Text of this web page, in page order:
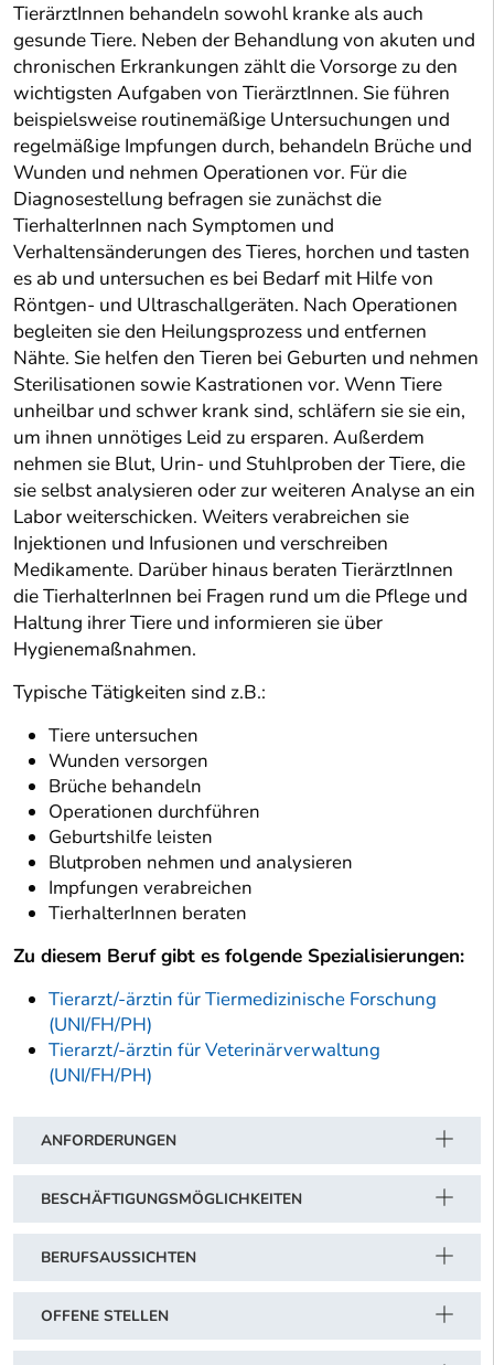
TierärztInnen behandeln sowohl kranke als auch
gesunde Tiere. Neben der Behandlung von akuten und
chronischen Erkrankungen zählt die Vorsorge zu den
wichtigsten Aufgaben von TierärztInnen. Sie führen
beispielsweise routinemäßige Untersuchungen und
regelmäßige Impfungen durch, behandeln Brüche und
Wunden und nehmen Operationen vor. Für die
Diagnosestellung befragen sie zunächst die
TierhalterInnen nach Symptomen und
Verhaltensänderungen des Tieres, horchen und tasten
es ab und untersuchen es bei Bedarf mit Hilfe von
Röntgen- und Ultraschallgeräten. Nach Operationen
begleiten sie den Heilungsprozess und entfernen
Nähte. Sie helfen den Tieren bei Geburten und nehmen
Sterilisationen sowie Kastrationen vor. Wenn Tiere
unheilbar und schwer krank sind, schläfern sie sie ein,
um ihnen unnötiges Leid zu ersparen. Außerdem
nehmen sie Blut, Urin- und Stuhlproben der Tiere, die
sie selbst analysieren oder zur weiteren Analyse an ein
Labor weiterschicken. Weiters verabreichen sie
Injektionen und Infusionen und verschreiben
Medikamente. Darüber hinaus beraten TierärztInnen
die TierhalterInnen bei Fragen rund um die Pflege und
Haltung ihrer Tiere und informieren sie über
Hygienemaßnahmen.
Typische Tätigkeiten sind z.B.:
Tiere untersuchen
Wunden versorgen
Brüche behandeln
Operationen durchführen
Geburtshilfe leisten
Blutproben nehmen und analysieren
Impfungen verabreichen
TierhalterInnen beraten
Zu diesem Beruf gibt es folgende Spezialisierungen:
Tierarzt/-ärztin für Tiermedizinische Forschung
(UNI/FH/PH)
Tierarzt/-ärztin für Veterinärverwaltung
(UNI/FH/PH)
ANFORDERUNGEN
BESCHÄFTIGUNGSMÖGLICHKEITEN
BERUFSAUSSICHTEN
OFFENE STELLEN